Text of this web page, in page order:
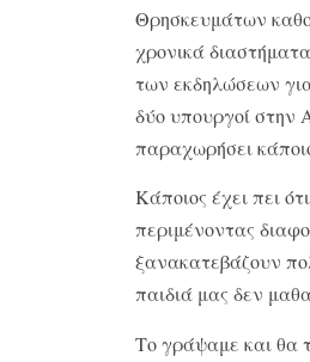
Θρησκευμάτων
χρονικά
των εκδηλώσεων
δύο υπουργοί στην
παραχωρήσει
Κάποιος έχει πει
περιμένοντας
ξανακατεβάζουν
παιδιά μας δεν
Το γράψαμε και θα